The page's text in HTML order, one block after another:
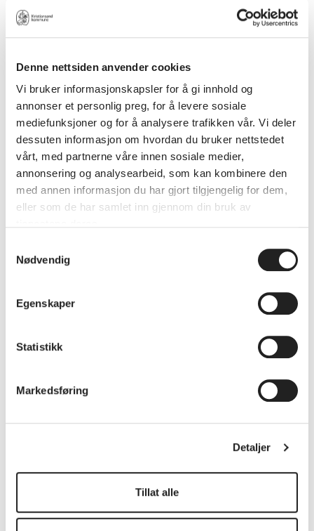
Denne nettsiden anvender cookies
Vi bruker informasjonskapsler for å gi innhold og
annonser et personlig preg, for å levere sosiale
mediefunksjoner og for å analysere trafikken vår. Vi deler
dessuten informasjon om hvordan du bruker nettstedet
vårt, med partnerne våre innen sosiale medier,
annonsering og analysearbeid, som kan kombinere den
med annen informasjon du har gjort tilgjengelig for dem,
eller som de har samlet inn gjennom din bruk av
Nødvendig
Egenskaper
Statistikk
Markedsføring
Detaljer
Tillat alle
JegEr Ung